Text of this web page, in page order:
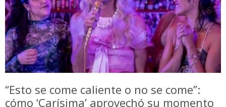
“Esto se come caliente o no se come”:
cómo ‘Carísima’ aprovechó su momento